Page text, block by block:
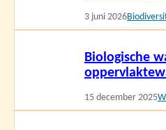
3 juni 2026
Biologische
15 december 2025